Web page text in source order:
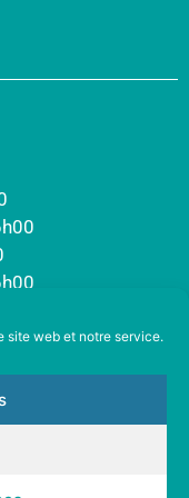
site web et notre service.